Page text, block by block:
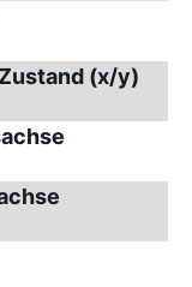
(x/y)